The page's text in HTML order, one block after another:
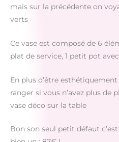
mais sur la précédente on
verts
Ce vase est composé de 6
plat de service, 1 petit pot
En plus d’être
ranger si vous n’avez plus de
vase déco sur la table
Bon son seul petit défaut